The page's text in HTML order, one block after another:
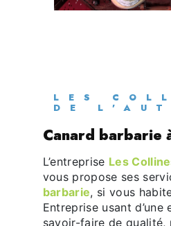
LES COLLINES
DE
canard barbarie
L’entreprise Les
vous propose ses
barbarie, si vous
Entreprise usant d’une
savoir-faire de qualité,